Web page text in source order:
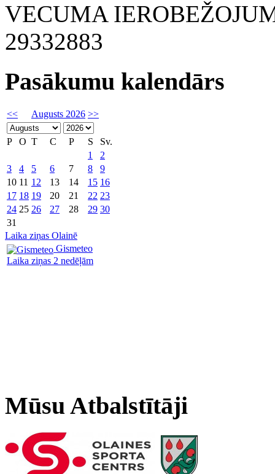
VECUMA
29332883
Pasākumu kalendārs
<< Augusts 2026 >>
P O T C P S
Sv.
1
2
3
4 5 6 7 8
9
10 11 12 13 14 15 16
17 18 19 20 21 22 23
24 25 26 27 28 29 30
31
Laika ziņas Olainē
Gismeteo
Laika ziņas 2 nedēļām
Mūsu Atbalstītāji